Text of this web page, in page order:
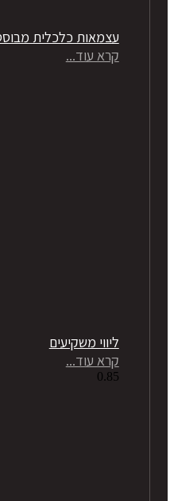
עצמאות כלכלית
קרא עוד...
ליווי משקיעים
קרא עוד...